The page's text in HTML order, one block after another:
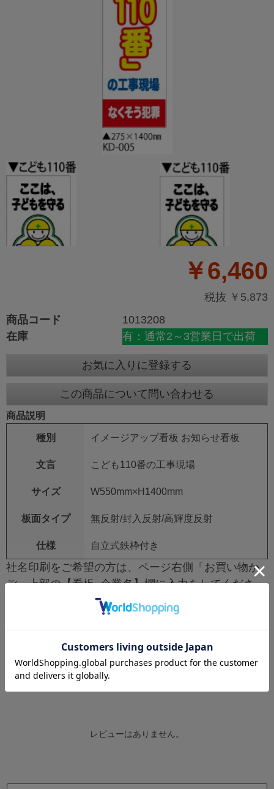
￥6,460
税抜 ￥5,873
商品コード
1013208
在庫
有：通常2～3営業日で出荷
お気に入りに登録する
この商品について問い合わせる
商品説明
種別 イメージアップ看板 お知らせ看板
文言 こども110番の工事現場
サイズ W550mm×H1400mm
板面タイプ 無反射/封入反射/高輝度反射
仕様 自立式鉄枠付き
社名印刷をご希望の方は、ページ右側「お買い物か
ご」上部の【看板_企業名】欄に入力をしてくださ
社名印刷不要の場合は空欄で構いません。
レビュー
レビューはありません。